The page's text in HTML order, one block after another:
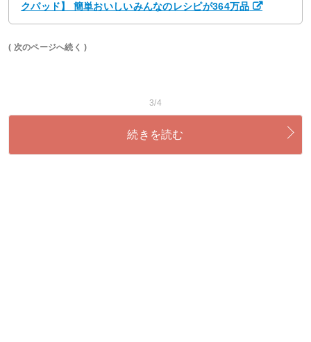
クパッド】 簡単おいしいみんなのレシピが364万品
( 次のページへ続く )
3/4
続きを読む